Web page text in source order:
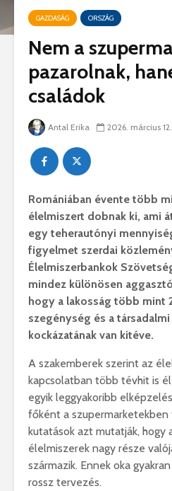
GAZDASÁG ORSZÁG
Nem a
pazarolnak,
családok
Antal Erika 2026. március 12.
Romániában évente több
élelmiszert dobnak ki, ami
egy teherautónyi
figyelmet szerdai
Élelmiszerbankok
mindez különösen aggasztó
hogy a lakosság több mint
szegénység és a társadalmi
kockázatának van kitéve.
A szakemberek szerint az
kapcsolatban több tévhit is él
egyik leggyakoribb elképzelés
főként a szupermarketekben
kutatások azt mutatják, hogy
élelmiszerek nagy része
származik. Ennek oka gyakran
rossz tervezés.